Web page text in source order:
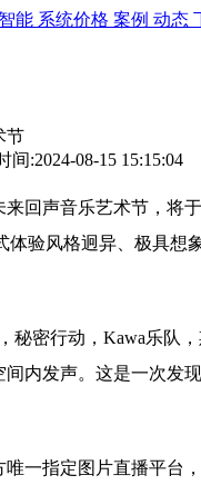
能 系统价格 案例 动态
节
:2024-08-15 15:15:04
声音乐艺术节，将于
体验风格迥异、极具想
密行动，Kawa乐队，
间内发声。这是一次发
指定图片直播平台，